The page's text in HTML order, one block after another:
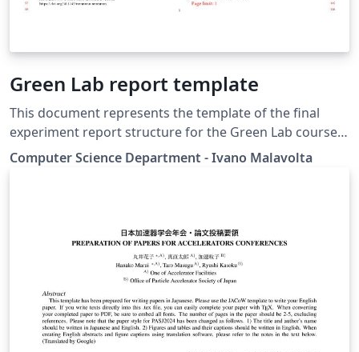
Green Lab report template
This document represents the template of the final
experiment report structure for the Green Lab course
at the Vrije Universiteit Amsterdam, The Netherlands. It
is based on the acmart proceedings template. The
consumption in a controlled environment.
Computer Science Department - Ivano Malavolta